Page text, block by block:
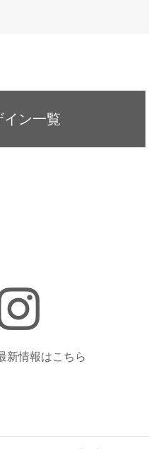
イン一覧
新情報はこちら